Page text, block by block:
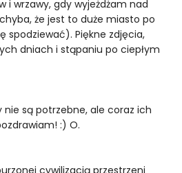
i wrzawy, gdy wyjeżdżam nad
że jest to duże miasto po
spodziewać). Piękne zdjęcia,
dniach i stąpaniu po ciepłym
nie są potrzebne, ale coraz ich
:) O.